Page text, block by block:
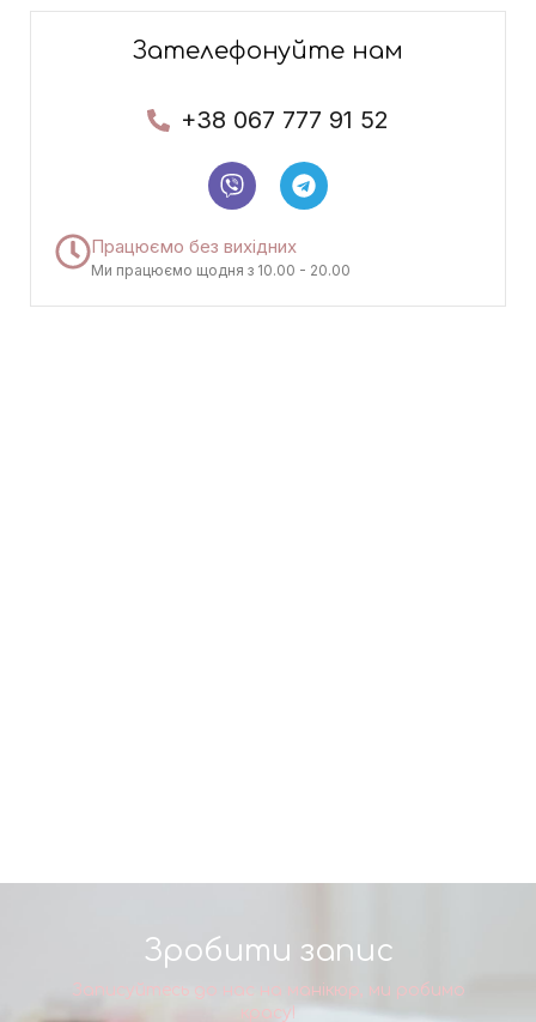
Зателефонуйте нам
+38 067 777 91 52
Працюємо без вихідних
Ми працюємо щодня з 10.00 - 20.00
Зробити запис
Записуйтесь до нас на манікюр, ми робимо
красу!